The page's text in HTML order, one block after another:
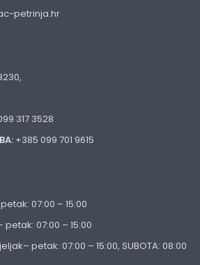
petrinja.hr
317 3528
+385 099 701 9615
07:00 – 15:00
07:00 – 15:00
petak: 07:00 – 15:00, SUBOTA: 08:00